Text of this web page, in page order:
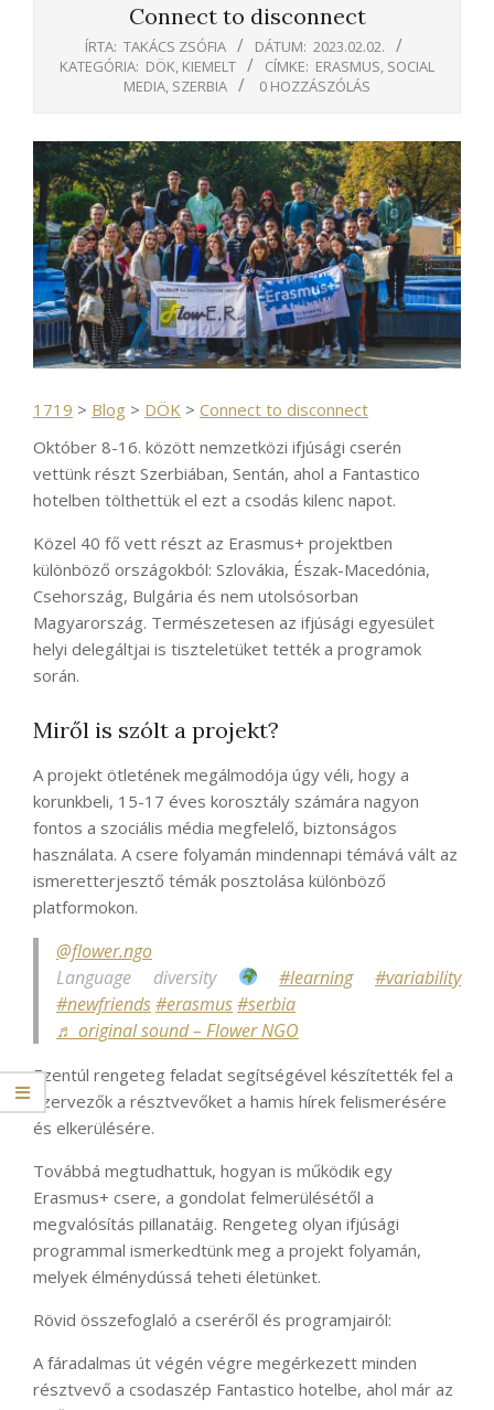
Connect to disconnect
ÍRTA: TAKÁCS ZSÓFIA DÁTUM: 2023.02.02.
KATEGÓRIA: DÖK, KIEMELT CÍMKE: ERASMUS, SOCIAL
MEDIA, SZERBIA 0 HOZZÁSZÓLÁS
1719 > Blog > DÖK > Connect to disconnect
Október 8-16. között nemzetközi ifjúsági cserén
vettünk részt Szerbiában, Sentán, ahol a Fantastico
hotelben tölthettük el ezt a csodás kilenc napot.
Közel 40 fő vett részt az Erasmus+ projektben
különböző országokból: Szlovákia, Észak-Macedónia,
Csehország, Bulgária és nem utolsósorban
Magyarország. Természetesen az ifjúsági egyesület
helyi delegáltjai is tiszteletüket tették a programok
során.
Miről is szólt a projekt?
A projekt ötletének megálmodója úgy véli, hogy a
korunkbeli, 15-17 éves korosztály számára nagyon
fontos a szociális média megfelelő, biztonságos
használata. A csere folyamán mindennapi témává vált az
ismeretterjesztő témák posztolása különböző
platformokon.
@flower.ngo
Language diversity
#learning
#variability
#newfriends#erasmus#serbia
♬ original sound – Flower NGO
Ezentúl rengeteg feladat segítségével készítették fel a
szervezők a résztvevőket a hamis hírek felismerésére
és elkerülésére.
Továbbá megtudhattuk, hogyan is működik egy
Erasmus+ csere, a gondolat felmerülésétől a
megvalósítás pillanatáig. Rengeteg olyan ifjúsági
programmal ismerkedtünk meg a projekt folyamán,
melyek élménydússá teheti életünket.
Rövid összefoglaló a cseréről és programjairól:
A fáradalmas út végén végre megérkezett minden
résztvevő a csodaszép Fantastico hotelbe, ahol már az